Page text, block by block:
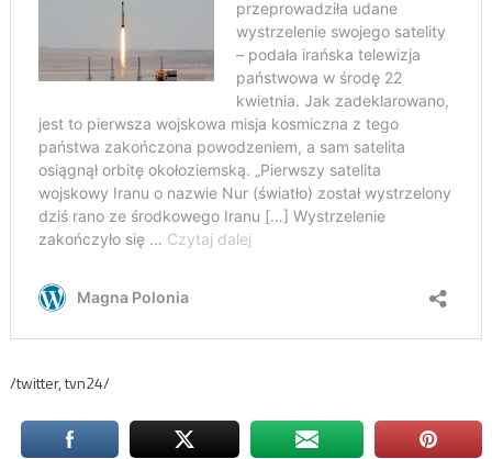
/twitter, tvn24/